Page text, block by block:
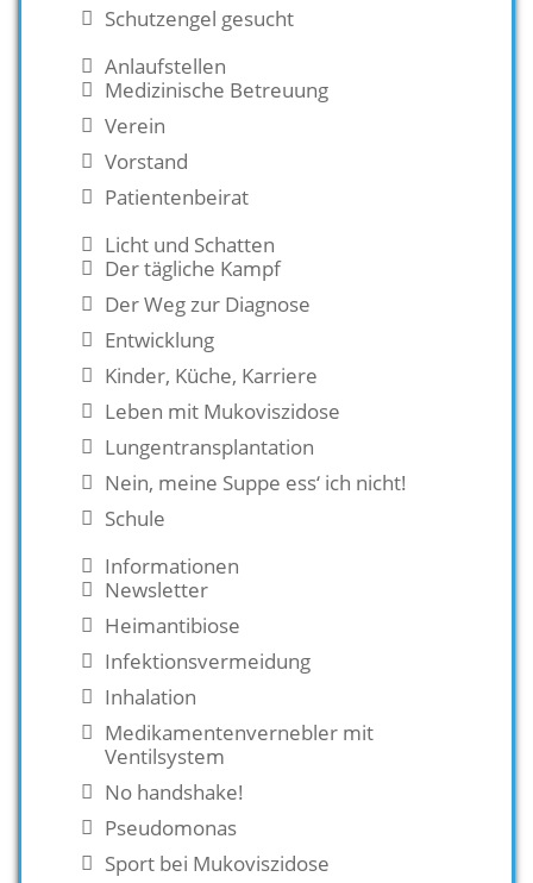
Schutzengel gesucht
Anlaufstellen
Medizinische Betreuung
Verein
Vorstand
Patientenbeirat
Licht und Schatten
Der tägliche Kampf
Der Weg zur Diagnose
Entwicklung
Kinder, Küche, Karriere
Leben mit Mukoviszidose
Lungentransplantation
Nein, meine Suppe ess‘ ich nicht!
Schule
Informationen
Newsletter
Heimantibiose
Infektionsvermeidung
Inhalation
Medikamentenvernebler mit
Ventilsystem
No handshake!
Pseudomonas
Sport bei Mukoviszidose